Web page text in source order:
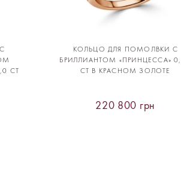
CT
КОЛЬЦО ДЛЯ ПОМОЛВКИ С
БРИЛЛИАНТОМ «ПРИНЦЕССА»
CT В КРАСНОМ ЗОЛОТЕ
220 800 грн